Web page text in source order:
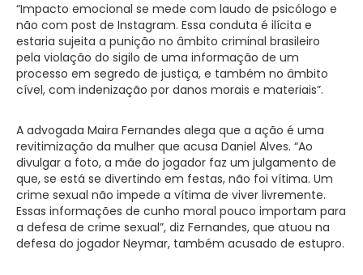
“Impacto emocional se mede com laudo de psicólogo e
não com post de Instagram. Essa conduta é ilícita e
estaria sujeita a punição no âmbito criminal brasileiro
pela violação do sigilo de uma informação de um
processo em segredo de justiça, e também no âmbito
cível, com indenização por danos morais e materiais”.
A advogada Maira Fernandes alega que a ação é uma
revitimização da mulher que acusa Daniel Alves. “Ao
divulgar a foto, a mãe do jogador faz um julgamento de
que, se está se divertindo em festas, não foi vítima. Um
crime sexual não impede a vítima de viver livremente.
Essas informações de cunho moral pouco importam para
a defesa de crime sexual”, diz Fernandes, que atuou na
defesa do jogador Neymar, também acusado de estupro.